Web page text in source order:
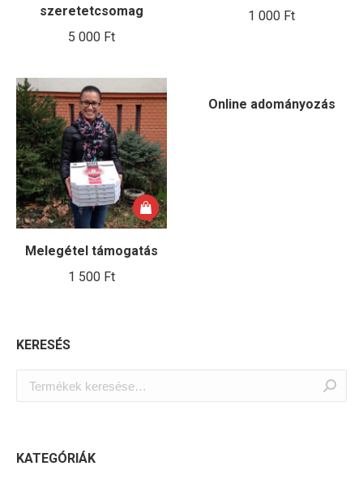
szeretetcsomag
5 000 Ft
1 000 Ft
Melegétel támogatás
1 500 Ft
Online adományozás
KERESÉS
KATEGÓRIÁK